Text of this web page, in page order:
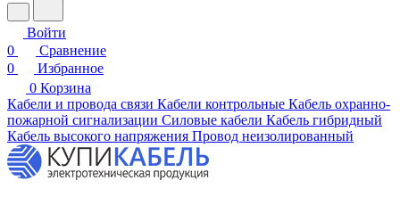
Войти
0
Сравнение
0
Избранное
0 Корзина
Кабели и провода связи Кабели контрольные Кабель охранно-
пожарной сигнализации Силовые кабели Кабель гибридный
Кабель высокого напряжения Провод неизолированный